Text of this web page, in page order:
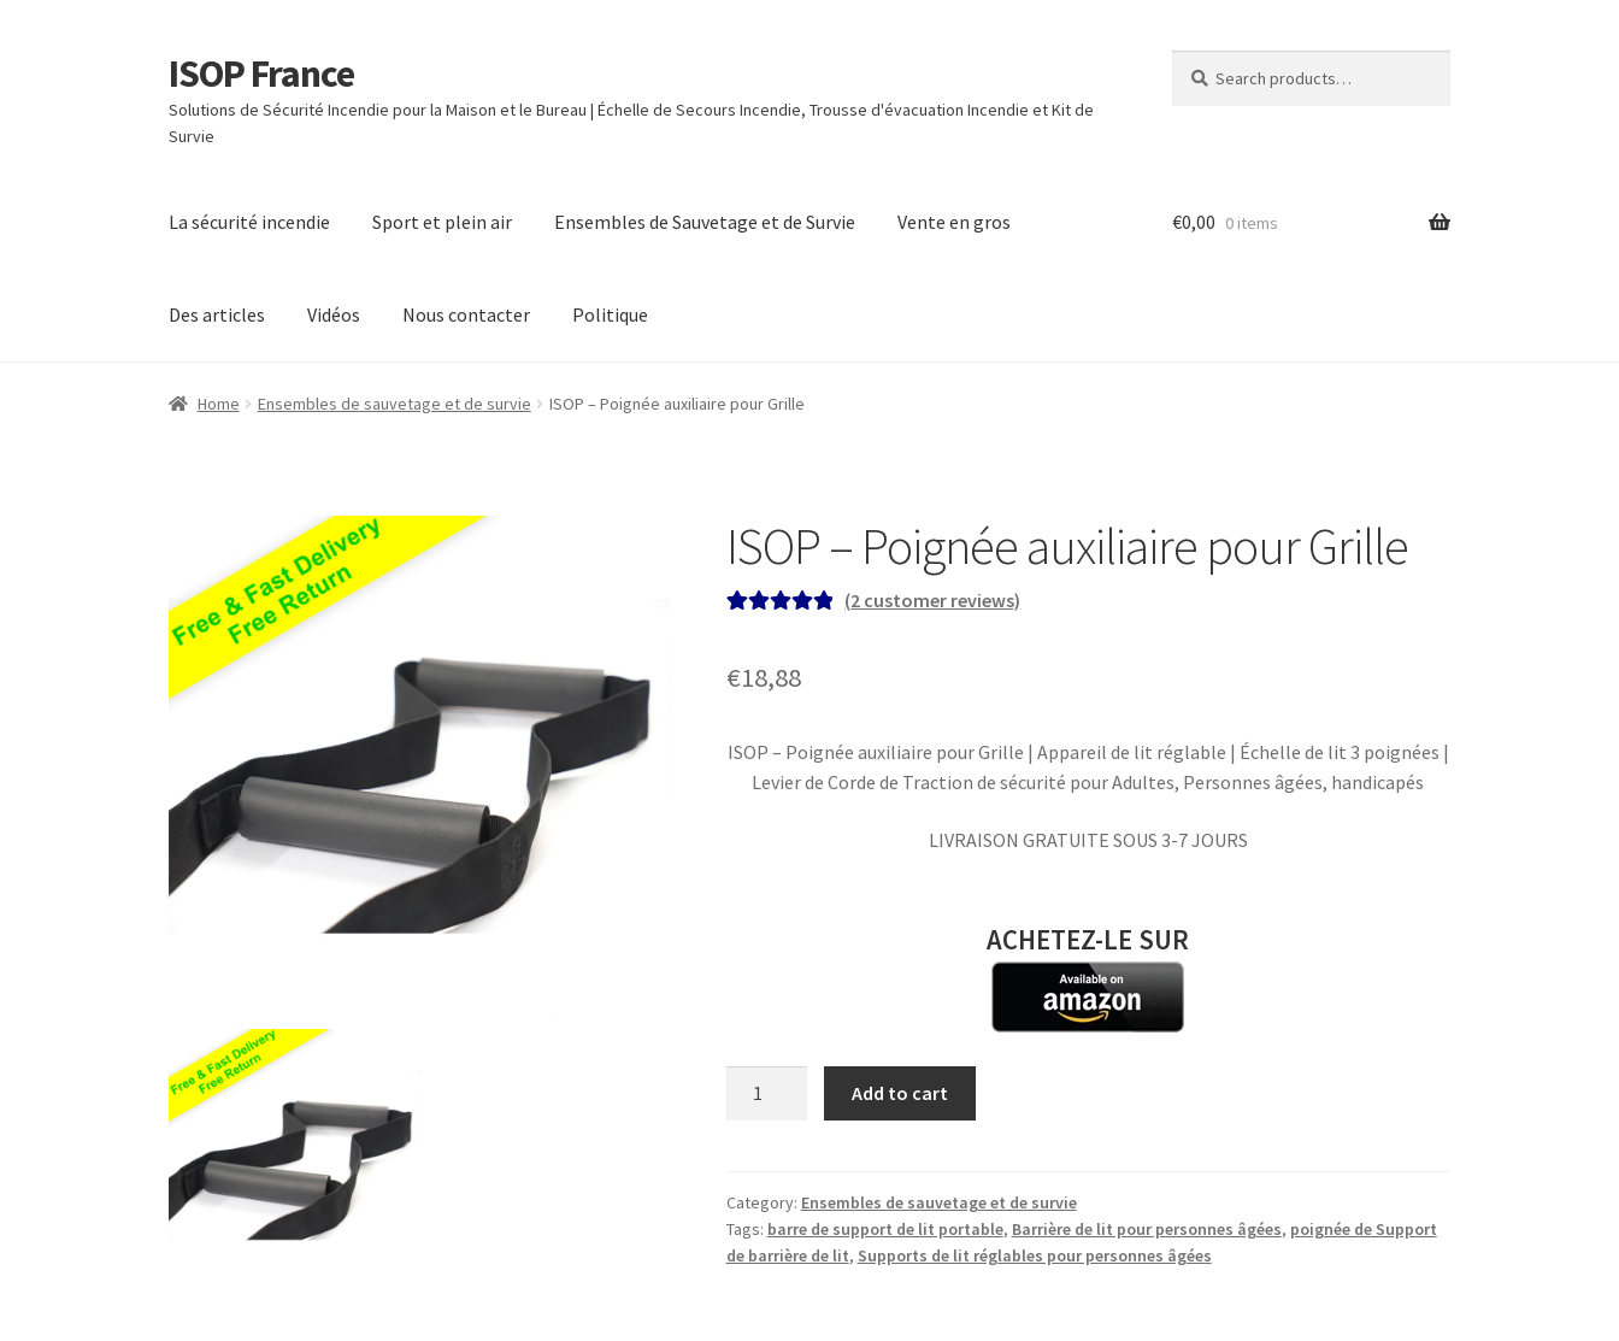
Skip
to
navigation
Skip
to
content
ISOP France
Solutions de Sécurité Incendie pour la Maison et le Bureau | Échelle de Secours Incendie, Trousse d'évacuation Incendie et Kit de
Survie
for:
La sécurité incendie Sport et plein air Ensembles de Sauvetage et de Survie Vente en gros
Des articles Vidéos Nous contacter Politique
€0,00 0 items
Home Ensembles de sauvetage et de survie ISOP – Poignée auxiliaire pour Grille
ISOP – Poignée auxiliaire pour Grille
based on
ratings
(2 customer reviews)
€18,88
ISOP – Poignée auxiliaire pour Grille | Appareil de lit réglable | Échelle de lit 3 poignées |
Levier de Corde de Traction de sécurité pour Adultes, Personnes âgées, handicapés
LIVRAISON GRATUITE SOUS 3-7 JOURS
ACHETEZ-LE SUR
pour
Grille
quantity
Add to cart
Category: Ensembles de sauvetage et de survie
Tags: barre de support de lit portable, Barrière de lit pour personnes âgées, poignée de Support
de barrière de lit, Supports de lit réglables pour personnes âgées